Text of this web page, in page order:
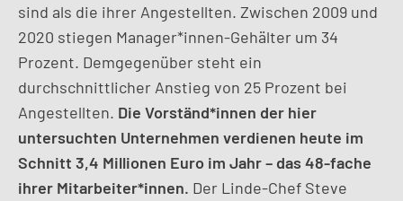
sind als die ihrer Angestellten. Zwischen 2009 und
2020 stiegen Manager*innen-Gehälter um 34
Prozent. Demgegenüber steht ein
durchschnittlicher Anstieg von 25 Prozent bei
Angestellten. Die Vorständ*innen der hier
untersuchten Unternehmen verdienen heute im
Schnitt 3,4 Millionen Euro im Jahr – das 48-fache
ihrer Mitarbeiter*innen. Der Linde-Chef Steve